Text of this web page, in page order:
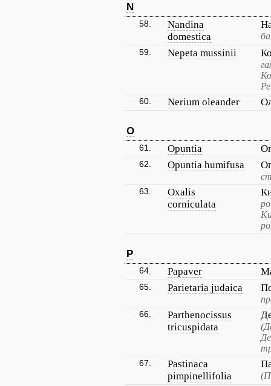
N
58.
Nandina
domestica
59. Nepeta mussinii
60. Nerium oleander
O
61. Opuntia
62. Opuntia humifusa
63.
Oxalis
corniculata
P
64. Papaver
65. Parietaria judaica
66.
Parthenocissus
tricuspidata
67.
Pastinaca
pimpinellifolia